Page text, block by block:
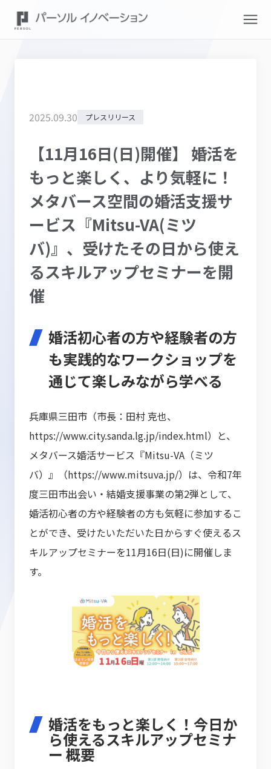
2025.09.30 プレスリリース
【11月16日(日)開催】 婚活を
もっと楽しく、より気軽に！
メタバース空間の婚活支援サ
ービス『Mitsu-VA(ミツ
バ)』、受けたその日から使え
るスキルアップセミナーを開
催
婚活初心者の方や経験者の方
も実践的なワークショップを
通じて楽しみながら学べる
兵庫県三田市（市長：田村 克也、
https://www.city.sanda.lg.jp/index.html）と、
メタバース婚活サービス『Mitsu-VA（ミツ
バ）』（https://www.mitsuva.jp/）は、令和7年
度三田市出会い・結婚支援事業の第2弾として、
婚活初心者の方や経験者の方も気軽に参加するこ
とができ、受けたいただいた日からすぐ使えるス
キルアップセミナーを11月16日(日)に開催しま
す。
婚活をもっと楽しく！今日か
ら使えるスキルアップセミナ
ー 概要